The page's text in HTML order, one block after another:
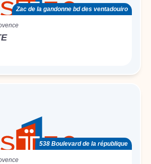
Zac de la gandonne bd des ventadouiro
538 Boulevard de la république